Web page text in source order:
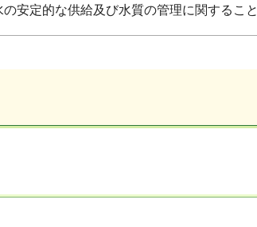
の安定的な供給及び水質の管理に関すること